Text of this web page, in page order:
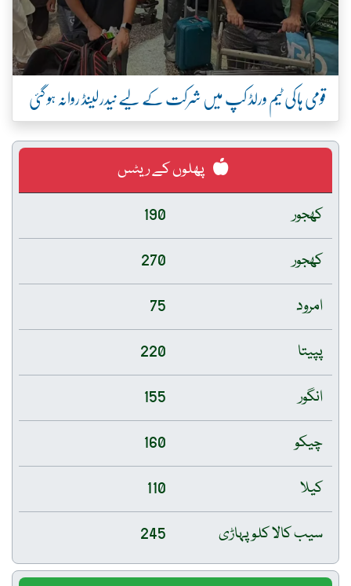
قومی ہاکی ٹیم ورلڈ کپ میں شرکت کے لیے نیدرلینڈ روانہ ہو گئی
پھلوں کے ریٹس
کھجور
190
کھجور
270
امرود
75
پپیتا
220
انگور
155
چیکو
160
کیلا
110
سیب کالا کلو پہاڑی
245